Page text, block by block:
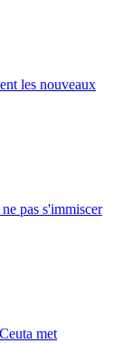
les nouveaux
pas s'immiscer
met